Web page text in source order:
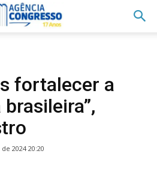
fortalecer a
2024 20:20